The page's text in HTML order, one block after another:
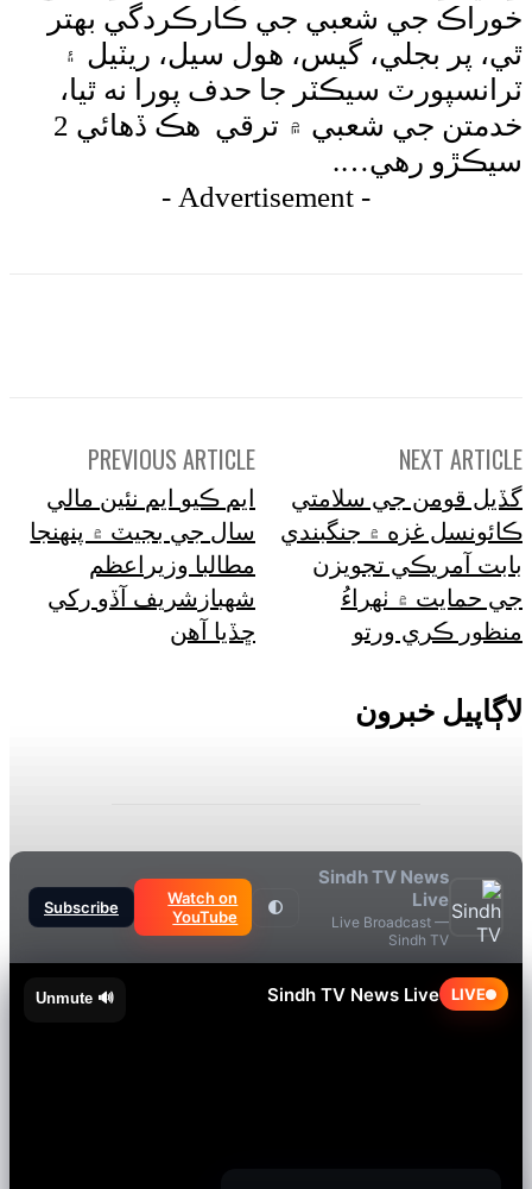
جي شعبي جي ڪارڪردگي بهتر
بجلي، گيس، هول سيل، ريٽيل ۽
سيڪٽر جا حدف پورا نه ٿيا،
خدمتن جي شعبي ۾ ترقي هڪ ڏهائي 2
رهي….
PREVIOUS ARTICLE
ايم ڪيو ايم نئين مالي
سال جي بجيٽ ۾ پنهنجا
مطالبا وزيراعظم
شهبازشريف آڏو رکي
ڇڏيا آهن
NEXT
جي سلامتي
غزه ۾ جنگبندي
تجويزن
۾ ٺهراءُ
ورتو
خبرون
Sindh TV News
Live
Live Broadcast —
Sindh TV
Watch on
YouTube
Subscribe
Sindh TV News Live